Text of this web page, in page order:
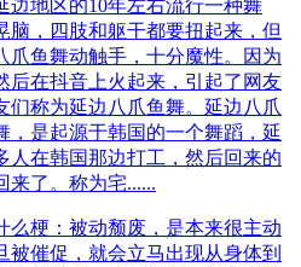
边地区的10年左右流行一种舞
脑，四肢和躯干都要扭起来，但
爪鱼舞动触手，十分魔性。因为
后在抖音上火起来，引起了网友
们称为延边八爪鱼舞。延边八爪
，是起源于韩国的一个舞蹈，延
人在韩国那边打工，然后回来的
来了。称为宅......
么梗：被动颓废，是本来很主动
被催促，就会立马出现从身体到